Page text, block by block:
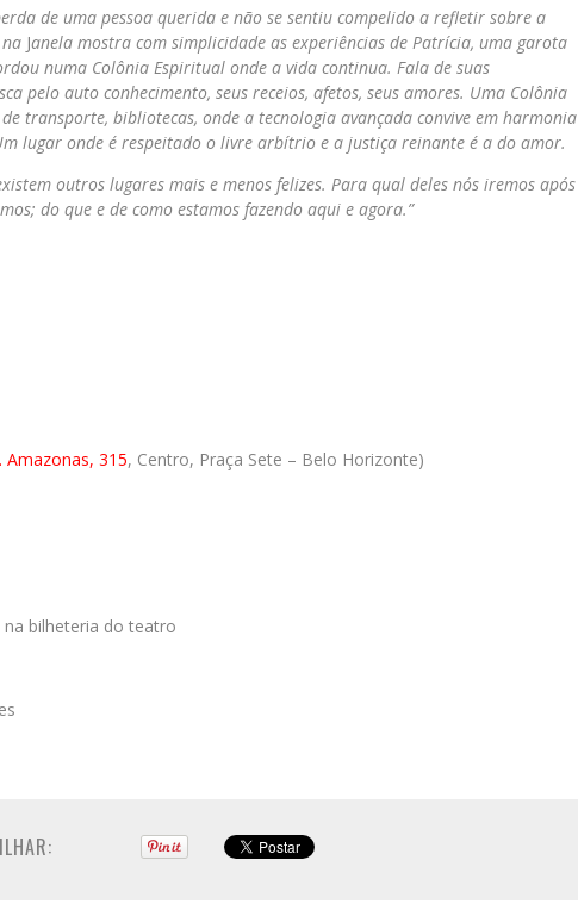
de uma pessoa querida e não se sentiu compelido a refletir sobre a
na Janela mostra com simplicidade as experiências de Patrícia, uma garota
numa Colônia Espiritual onde a vida continua. Fala de suas
pelo auto conhecimento, seus receios, afetos, seus amores. Uma Colônia
transporte, bibliotecas, onde a tecnologia avançada convive em harmonia
lugar onde é respeitado o livre arbítrio e a justiça reinante é a do amor.
outros lugares mais e menos felizes. Para qual deles nós iremos após
do que e de como estamos fazendo aqui e agora.”
Rosa
Amazonas, 315, Centro, Praça Sete – Belo Horizonte)
na bilheteria do teatro